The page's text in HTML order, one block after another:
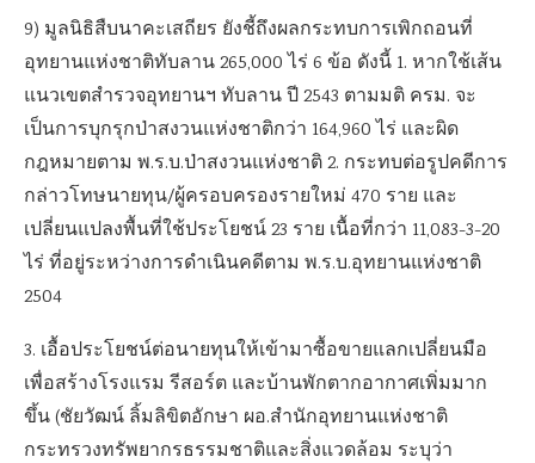
9) มูลนิธิสืบนาคะเสถียร ยังชี้ถึงผลกระทบการเพิกถอนที่
อุทยานแห่งชาติทับลาน 265,000 ไร่ 6 ข้อ ดังนี้ 1. หากใช้เส้น
แนวเขตสำรวจอุทยานฯ ทับลาน ปี 2543 ตามมติ ครม. จะ
เป็นการบุกรุกป่าสงวนแห่งชาติกว่า 164,960 ไร่ และผิด
กฎหมายตาม พ.ร.บ.ป่าสงวนแห่งชาติ 2. กระทบต่อรูปคดีการ
กล่าวโทษนายทุน/ผู้ครอบครองรายใหม่ 470 ราย และ
เปลี่ยนแปลงพื้นที่ใช้ประโยชน์ 23 ราย เนื้อที่กว่า 11,083-3-20
ไร่ ที่อยู่ระหว่างการดำเนินคดีตาม พ.ร.บ.อุทยานแห่งชาติ
2504
3. เอื้อประโยชน์ต่อนายทุนให้เข้ามาซื้อขายแลกเปลี่ยนมือ
เพื่อสร้างโรงแรม รีสอร์ต และบ้านพักตากอากาศเพิ่มมาก
ขึ้น (ชัยวัฒน์ ลิ้มลิขิตอักษา ผอ.สำนักอุทยานแห่งชาติ
กระทรวงทรัพยากรธรรมชาติและสิ่งแวดล้อม ระบุว่า